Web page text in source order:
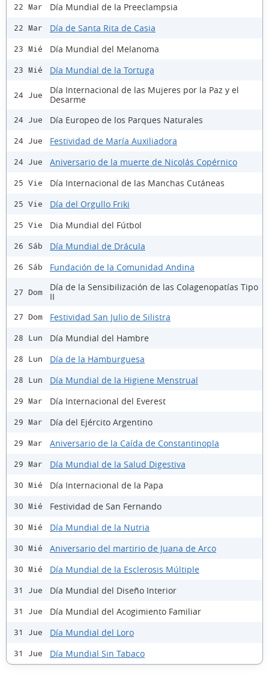
22 Mar Día Mundial de la Preeclampsia
22 Mar Día de Santa Rita de Casia
23 Mié Día Mundial del Melanoma
23 Mié Día Mundial de la Tortuga
24 Jue
Día Internacional de las Mujeres por la Paz y el
Desarme
24 Jue Día Europeo de los Parques Naturales
24 Jue Festividad de María Auxiliadora
24 Jue Aniversario de la muerte de Nicolás Copérnico
25 Vie Día Internacional de las Manchas Cutáneas
25 Vie Día del Orgullo Friki
25 Vie Dia Mundial del Fútbol
26 Sáb Día Mundial de Drácula
26 Sáb Fundación de la Comunidad Andina
27 Dom
Día de la Sensibilización de las Colagenopatías Tipo
II
27 Dom Festividad San Julio de Silistra
28 Lun Día Mundial del Hambre
28 Lun Día de la Hamburguesa
28 Lun Día Mundial de la Higiene Menstrual
29 Mar Día Internacional del Everest
29 Mar Día del Ejército Argentino
29 Mar Aniversario de la Caída de Constantinopla
29 Mar Día Mundial de la Salud Digestiva
30 Mié Día Internacional de la Papa
30 Mié Festividad de San Fernando
30 Mié Día Mundial de la Nutria
30 Mié Aniversario del martirio de Juana de Arco
30 Mié Día Mundial de la Esclerosis Múltiple
31 Jue Día Mundial del Diseño Interior
31 Jue Día Mundial del Acogimiento Familiar
31 Jue Día Mundial del Loro
31 Jue Día Mundial Sin Tabaco